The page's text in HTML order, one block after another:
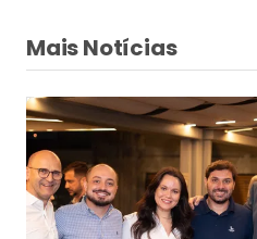
Parceria
MAG Seguros em
e relacionamento
Agenda reuniu lideranças
fortalecer a parceria,
negócios e ampliar a